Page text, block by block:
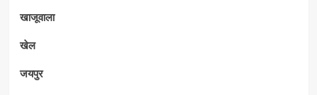
खाजूवाला
खेल
जयपुर